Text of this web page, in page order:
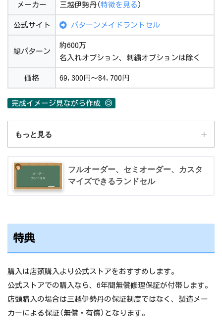
メーカー 三越伊勢丹(特徴を見る )
公式サイト パターンメイドランドセル
総パターン
約600万
名入れオプション、刺繍オプションは除く
価格 69,300円～84,700円
完成イメージ見ながら作成 ◎
もっと見る
メーカー 三越伊勢丹( 特徴を見る)
公式サイト パターンメイドランドセル
価格
予約期間
クラリーノ 2021/4/1(木)10:00～10/1(金)1
0:00
クラリーノ®エフ/全12色
69,300円、約1,260g
フルオーダー、セミオーダー、カスタ
マイズできるランドセル
特典
購入は店頭購入より公式ストアをおすすめします。
公式ストアでの購入なら、6年間無償修理保証が付帯します。
店頭購入の場合は三越伊勢丹の保証制度ではなく、製造メー
カーによる保証(無償・有償)となります。